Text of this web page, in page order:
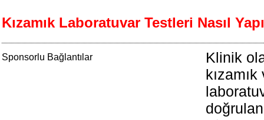
Kızamık Laboratuvar Testleri Nasıl
Sponsorlu Bağlantılar
Klinik
kızamık